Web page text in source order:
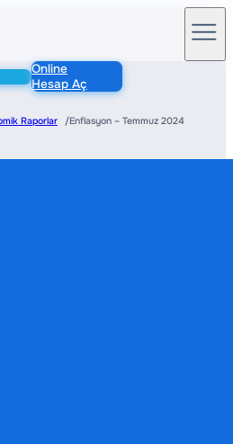
Online
Hesap Aç
Raporlar /Enflasyon – Temmuz 2024